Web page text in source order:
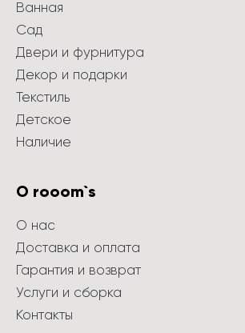
Ванная
Сад
Двери и фурнитура
Декор и подарки
Текстиль
Детское
Наличие
О rooom`s
О нас
Доставка и оплата
Гарантия и возврат
Услуги и сборка
Контакты